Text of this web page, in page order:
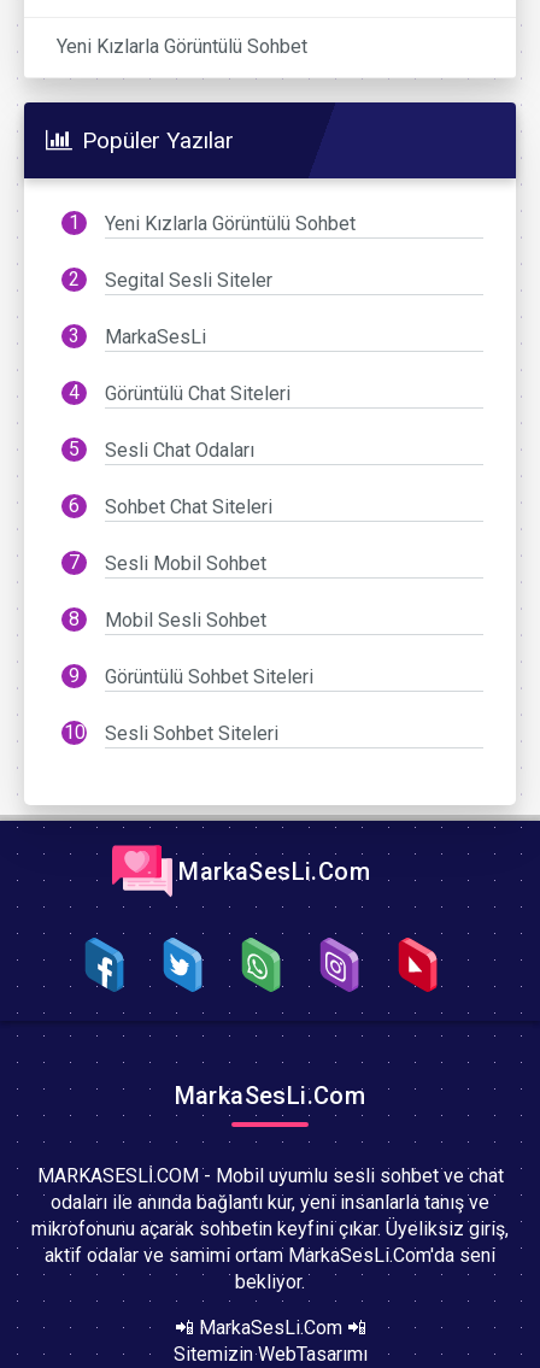
Yeni Kızlarla Görüntülü Sohbet
Popüler Yazılar
Yeni Kızlarla Görüntülü Sohbet
Segital Sesli Siteler
MarkaSesLi
Görüntülü Chat Siteleri
Sesli Chat Odaları
Sohbet Chat Siteleri
Sesli Mobil Sohbet
Mobil Sesli Sohbet
Görüntülü Sohbet Siteleri
Sesli Sohbet Siteleri
MarkaSesLi.Com
MarkaSesLi.Com
MARKASESLİ.COM - Mobil uyumlu sesli sohbet ve chat
odaları ile anında bağlantı kur, yeni insanlarla tanış ve
mikrofonunu açarak sohbetin keyfini çıkar. Üyeliksiz giriş,
aktif odalar ve samimi ortam MarkaSesLi.Com'da seni
bekliyor.
📲 MarkaSesLi.Com 📲
Sitemizin WebTasarımı